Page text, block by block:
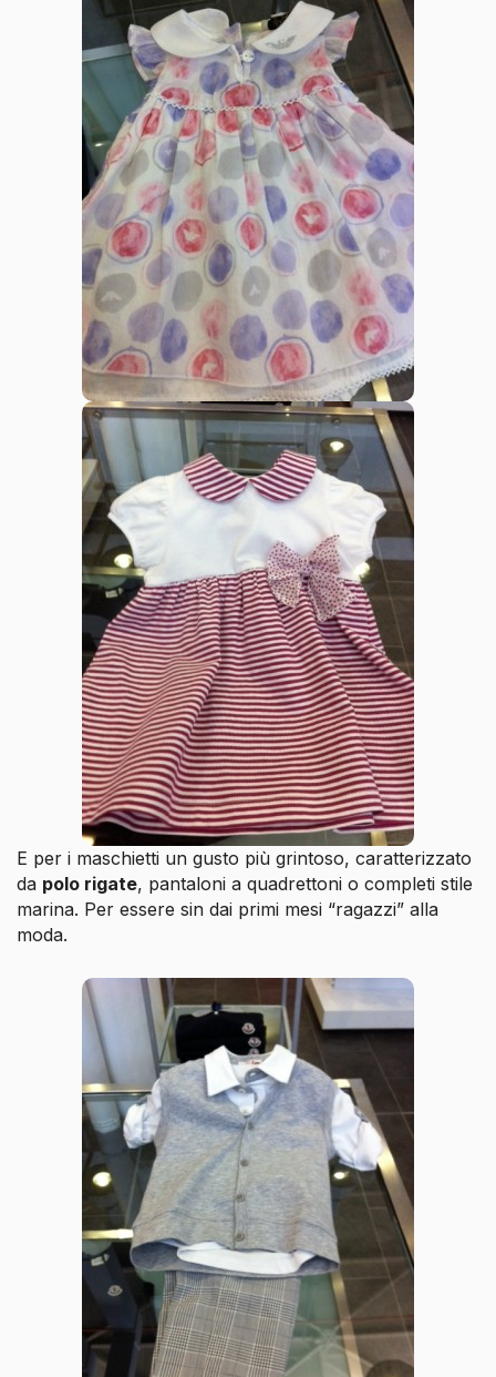
E per i maschietti un gusto più grintoso, caratterizzato
da polo rigate, pantaloni a quadrettoni o completi stile
marina. Per essere sin dai primi mesi “ragazzi” alla
moda.